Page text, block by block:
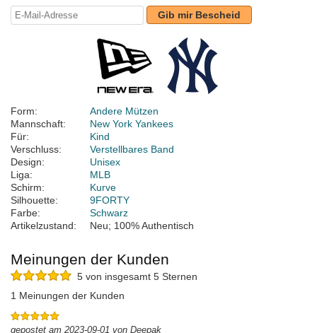
Gib mir Bescheid
Form:
Andere Mützen
Mannschaft:
New York Yankees
Für:
Kind
Verschluss:
Verstellbares Band
Design:
Unisex
Liga:
MLB
Schirm:
Kurve
Silhouette:
9FORTY
Farbe:
Schwarz
Artikelzustand:
Neu; 100% Authentisch
Meinungen der Kunden
5 von insgesamt 5 Sternen
1 Meinungen der Kunden
gepostet am 2023-09-01 von Deepak